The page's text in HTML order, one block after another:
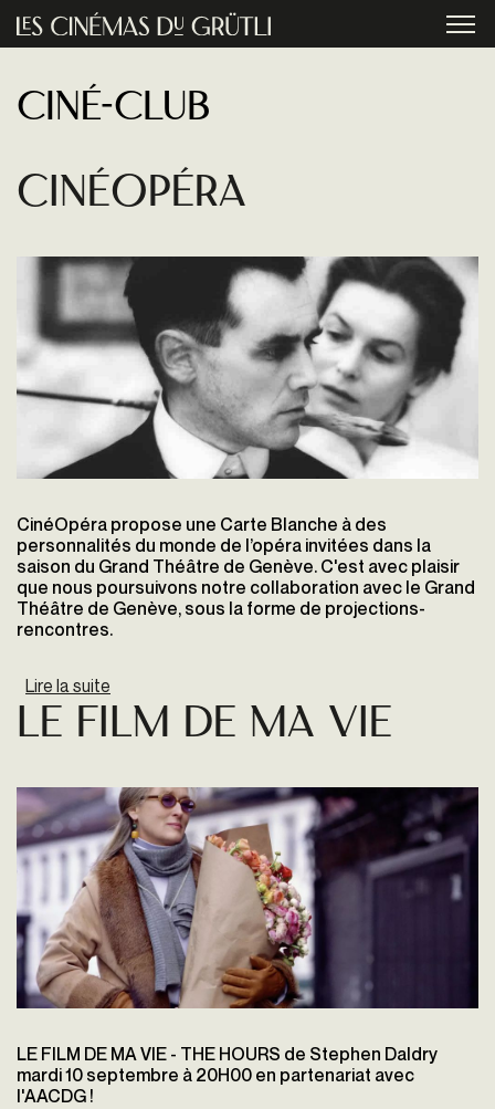
Aller au contenu principal
Ciné-club
CinéOpéra
CinéOpéra propose une Carte Blanche à des
personnalités du monde de l’opéra invitées dans la
saison du Grand Théâtre de Genève. C'est avec plaisir
que nous poursuivons notre collaboration avec le Grand
Théâtre de Genève, sous la forme de projections-
rencontres.
Lire la suite
LE FILM DE MA VIE
LE FILM DE MA VIE - THE HOURS de Stephen Daldry
mardi 10 septembre à 20H00 en partenariat avec
l'AACDG !